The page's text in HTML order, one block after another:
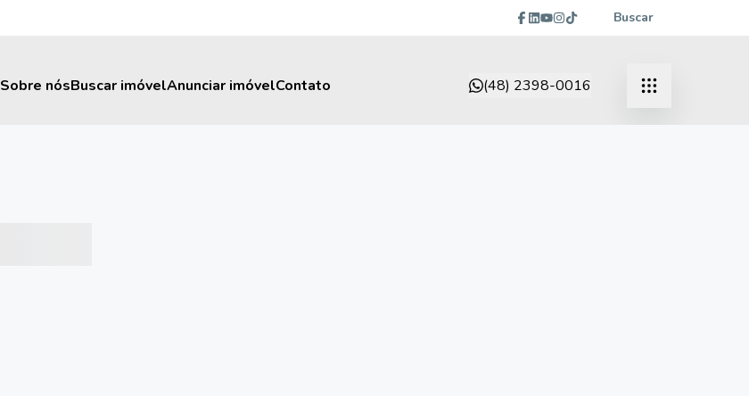
Buscar
Sobre nósBuscar imóvelAnunciar imóvelContato (48) 2398-0016